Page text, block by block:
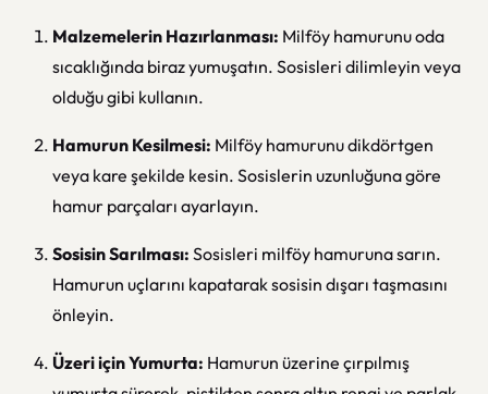
Malzemelerin Hazırlanması: Milföy hamurunu oda
sıcaklığında biraz yumuşatın. Sosisleri dilimleyin veya
olduğu gibi kullanın.
Hamurun Kesilmesi: Milföy hamurunu dikdörtgen
veya kare şekilde kesin. Sosislerin uzunluğuna göre
hamur parçaları ayarlayın.
Sosisin Sarılması: Sosisleri milföy hamuruna sarın.
Hamurun uçlarını kapatarak sosisin dışarı taşmasını
önleyin.
Üzeri için Yumurta: Hamurun üzerine çırpılmış